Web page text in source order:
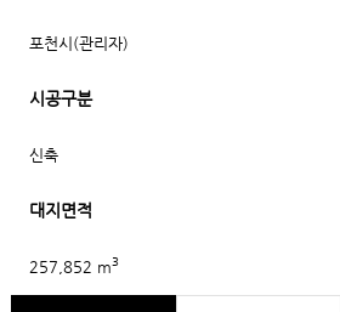
포천시(관리자)
시공구분
신축
대지면적
257,852 m3